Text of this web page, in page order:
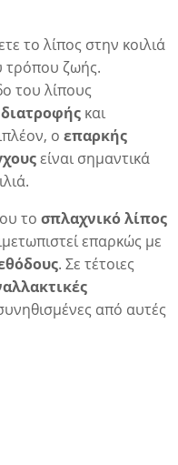
το λίπος στην κοιλιά
τρόπου ζωής.
του λίπους
διατροφής και
ο επαρκής
είναι σημαντικά
το σπλαχνικό λίπος
επαρκώς με
. Σε τέτοιες
από αυτές